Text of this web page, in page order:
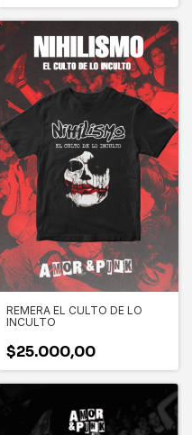
REMERA EL CULTO DE LO
INCULTO
$25.000,00